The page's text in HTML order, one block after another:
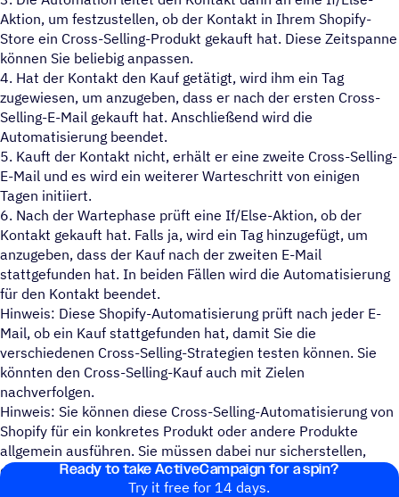
Aktion, um festzustellen, ob der Kontakt in Ihrem Shopify-
Store ein Cross-Selling-Produkt gekauft hat. Diese Zeitspanne
können Sie beliebig anpassen.
4. Hat der Kontakt den Kauf getätigt, wird ihm ein Tag
zugewiesen, um anzugeben, dass er nach der ersten Cross-
Selling-E-Mail gekauft hat. Anschließend wird die
Automatisierung beendet.
5. Kauft der Kontakt nicht, erhält er eine zweite Cross-Selling-
E-Mail und es wird ein weiterer Warteschritt von einigen
Tagen initiiert.
6. Nach der Wartephase prüft eine If/Else-Aktion, ob der
Kontakt gekauft hat. Falls ja, wird ein Tag hinzugefügt, um
anzugeben, dass der Kauf nach der zweiten E-Mail
stattgefunden hat. In beiden Fällen wird die Automatisierung
für den Kontakt beendet.
Hinweis: Diese Shopify-Automatisierung prüft nach jeder E-
Mail, ob ein Kauf stattgefunden hat, damit Sie die
verschiedenen Cross-Selling-Strategien testen können. Sie
könnten den Cross-Selling-Kauf auch mit Zielen
nachverfolgen.
Hinweis: Sie können diese Cross-Selling-Automatisierung von
Shopify für ein konkretes Produkt oder andere Produkte
allgemein ausführen. Sie müssen dabei nur sicherstellen,
dass Sie die Bedingungen entsprechend anpassen.
Ready to take ActiveCampaign for a spin?
Try it free for 14 days.